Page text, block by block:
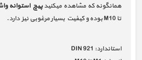
همانگونه که مشاهده میکنیدپیچ استوانه
تا M10 بوده و کیفیت بسیار مرغوبی نیز دارد.
استاندارد: DIN 921